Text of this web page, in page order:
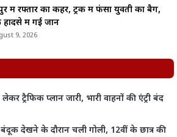
में रफ्तार का कहर, ट्रक में फंसा युवती का बैग,
में गई जान
9, 2026
ट्रैफिक प्लान जारी, भारी वाहनों की एंट्री बंद
देखने के दौरान चली गोली, 12वीं के छात्र की